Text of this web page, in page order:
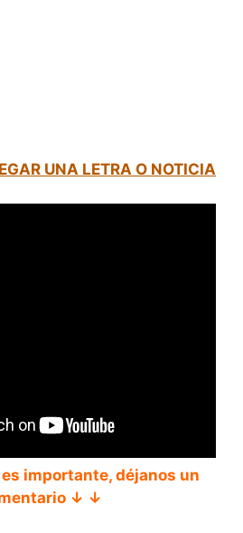
UNA LETRA O NOTICIA
importante, déjanos un
↓ ↓